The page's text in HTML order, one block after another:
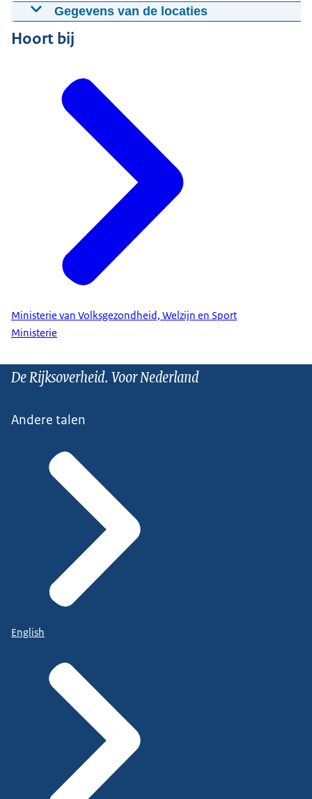
Gegevens van de locaties
Mentorschap Nederland
Hoort bij
Ministerie van Volksgezondheid, Welzijn en Sport
Ministerie
De Rijksoverheid. Voor Nederland
Andere talen
English